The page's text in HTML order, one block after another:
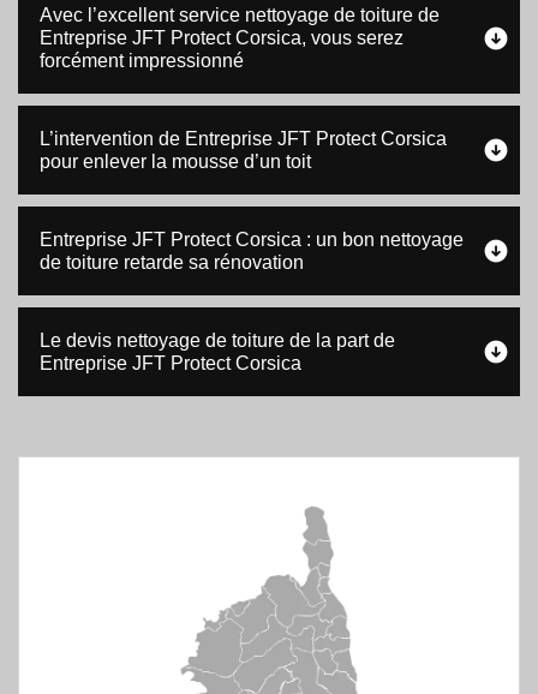
Avec l’excellent service nettoyage de toiture de
Entreprise JFT Protect Corsica, vous serez
forcément impressionné
L’intervention de Entreprise JFT Protect Corsica
pour enlever la mousse d’un toit
Entreprise JFT Protect Corsica : un bon nettoyage
de toiture retarde sa rénovation
Le devis nettoyage de toiture de la part de
Entreprise JFT Protect Corsica